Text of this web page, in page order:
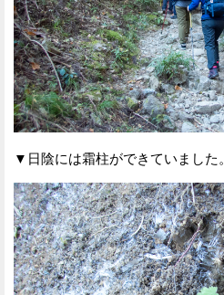
▼日陰には霜柱ができていました。